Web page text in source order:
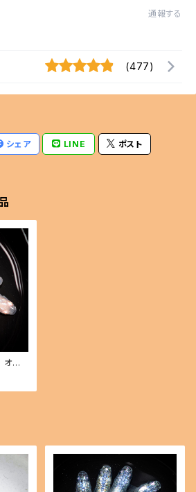
通報する
(477)
シェア LINE ポスト
ス2
A-0